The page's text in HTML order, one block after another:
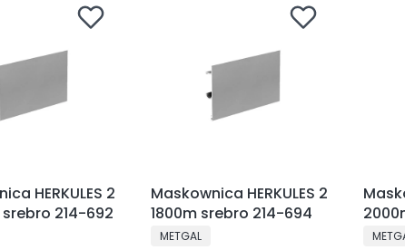
HERKULES 2
214-692
Maskownica HERKULES 2
1800m srebro 214-694
PRODUCENT
METGAL